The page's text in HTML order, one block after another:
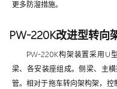
更多防溜措施。
PW-220K改进型转向
PW-220K构架装置采用U
梁、各安装座组成。侧梁、主
管。相对于拖车转向架构架，控